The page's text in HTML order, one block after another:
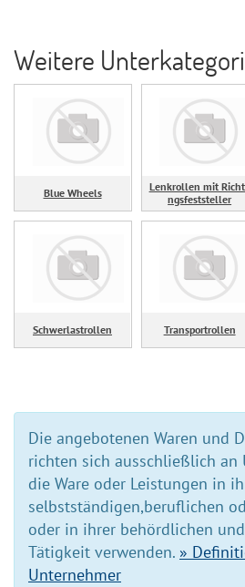
Weitere
Blue Wheels
Lenkrollen mit
ngsfeststeller
Schwerlastrollen Transportrollen
Die angebotenen Waren und
richten sich ausschließlich an
die Ware oder Leistungen in
selbstständigen,beruflichen
oder in ihrer behördlichen
Tätigkeit verwenden. »
Unternehmer